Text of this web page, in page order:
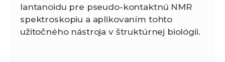
lantanoidu pre pseudo-kontaktnú NMR
spektroskopiu a aplikovaním tohto
užitočného nástroja v štruktúrnej biológii.